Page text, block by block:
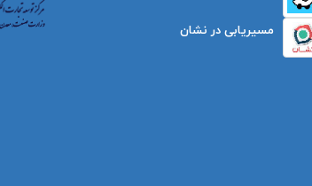
مسیریابی در نشان